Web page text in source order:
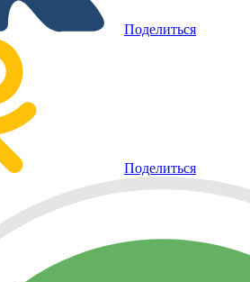
Поделиться
Поделиться